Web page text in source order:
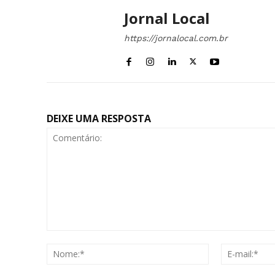
Jornal Local
https://jornalocal.com.br
DEIXE UMA RESPOSTA
Nome:*